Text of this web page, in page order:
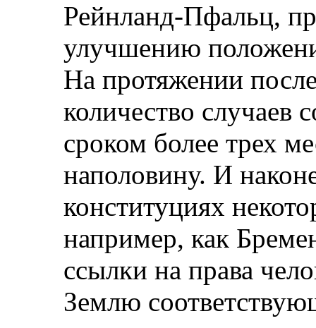
Рейнланд-Пфальц,
улучшению
На протяжении
количество случаев
сроком более трех
наполовину. И
конституциях
например, как
ссылки на права
Землю